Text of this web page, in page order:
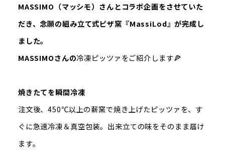
MASSIMO（マッシモ）さんとコラボ企画をさせていた
だき、念願の組み立て式ピザ窯『MassiLod』が完成し
ました。
MASSIMOさんの冷凍ピッツァをご紹介します🍕
焼きたてを瞬間冷凍
注文後、450℃以上の薪窯で焼き上げたピッツァを、す
ぐに急速冷凍＆真空包装。出来立ての味をそのまま届け
ます。